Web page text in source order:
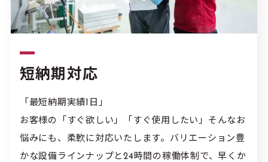
短納期対応
「最短納期実績1日」
お客様の「すぐ欲しい」「すぐ使用したい」そんなお
悩みにも、柔軟に対応いたします。バリエーション豊
かな設備ラインナップと24時間の稼働体制で、早くか